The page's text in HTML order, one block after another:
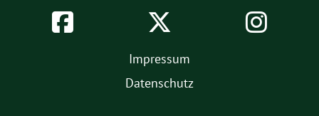
Soziale
NetzwerkeFacebook
Impressum
Datenschutz